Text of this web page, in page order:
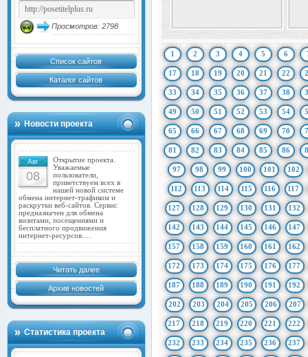
Просмотров: 2798
Список сайтов
Каталог сайтов
Новости проекта
Авг
08
Открытие проекта.
Уважаемые
пользователи,
приветствуем всех в
нашей новой системе
обмена интернет-трафиком и
раскрутки веб-сайтов. Сервис
предназначен для обмена
визитами, посещениями и
бесплатного продвижения
интернет-ресурсов.…
Читать далее
Архив новостей
Статистика проекта
1 2 3 4 5 6
17 18 19 20 21 22
33 34 35 36 37 38
49 50 51 52 53 54
65 66 67 68 69 70
81 82 83 84 85 86
97 98 99 100 101 102
112 113 114 115 116 117
127 128 129 130 131 132
142 143 144 145 146 147
157 158 159 160 161 162
172 173 174 175 176 177
187 188 189 190 191 192
202 203 204 205 206 207
217 218 219 220 221 222
232 233 234 235 236 237